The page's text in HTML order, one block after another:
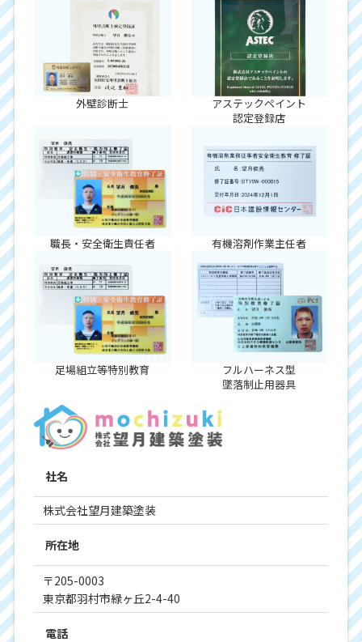
外壁診断士
アステックペイント
認定登録店
職長・安全衛生責任者 有機溶剤作業主任者
足場組立等特別教育
フルハーネス型
墜落制止用器具
社名
株式会社望月建築塗装
所在地
〒205-0003
東京都羽村市緑ヶ丘2-4-40
電話